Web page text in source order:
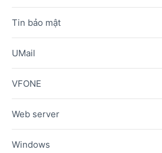
Tin bảo mật
UMail
VFONE
Web server
Windows